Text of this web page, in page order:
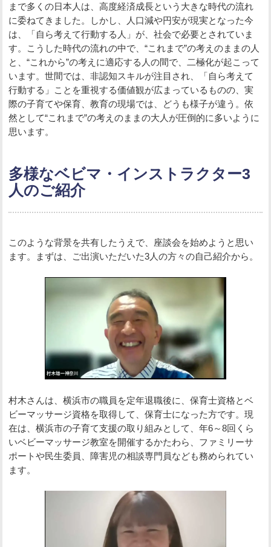
まで多くの日本人は、高度経済成長という大きな時代の流れ
に委ねてきました。しかし、人口減や円安が現実となった今
は、「自ら考えて行動する人」が、社会で必要とされていま
す。こうした時代の流れの中で、“これまで”の考えのままの人
と、“これから”の考えに適応する人の間で、二極化が起こって
います。世間では、非認知スキルが注目され、「自ら考えて
行動する」ことを重視する価値観が広まっているものの、実
際の子育てや保育、教育の現場では、どうも様子が違う。依
然として“これまで”の考えのままの大人が圧倒的に多いように
思います。
多様なベビマ・インストラクター3
人のご紹介
このような背景を共有したうえで、座談会を始めようと思い
ます。まずは、ご出演いただいた3人の方々の自己紹介から。
村木さんは、横浜市の職員を定年退職後に、保育士資格とベ
ビーマッサージ資格を取得して、保育士になった方です。現
在は、横浜市の子育て支援の取り組みとして、年6～8回くら
いベビーマッサージ教室を開催するかたわら、ファミリーサ
ポートや民生委員、障害児の相談専門員なども務められてい
ます。